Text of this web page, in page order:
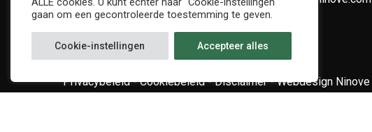
Privacybeleid-Cookiebeleid-Disclaimer-Webdesign Ninove
gaan om een gecontroleerde toestemming te geven.
Cookie-instellingen Accepteer alles